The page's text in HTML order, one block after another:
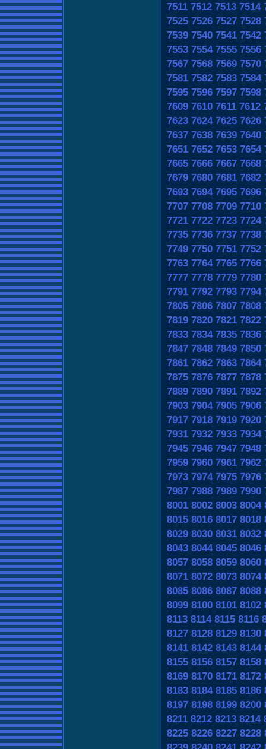
7511 7512 7513 7514
7525 7526 7527 7528
7539 7540 7541 7542
7553 7554 7555 7556
7567 7568 7569 7570
7581 7582 7583 7584
7595 7596 7597 7598
7609 7610 7611 7612
7623 7624 7625 7626
7637 7638 7639 7640
7651 7652 7653 7654
7665 7666 7667 7668
7679 7680 7681 7682
7693 7694 7695 7696
7707 7708 7709 7710
7721 7722 7723 7724
7735 7736 7737 7738
7749 7750 7751 7752
7763 7764 7765 7766
7777 7778 7779 7780
7791 7792 7793 7794
7805 7806 7807 7808
7819 7820 7821 7822
7833 7834 7835 7836
7847 7848 7849 7850
7861 7862 7863 7864
7875 7876 7877 7878
7889 7890 7891 7892
7903 7904 7905 7906
7917 7918 7919 7920
7931 7932 7933 7934
7945 7946 7947 7948
7959 7960 7961 7962
7973 7974 7975 7976
7987 7988 7989 7990
8001 8002 8003 8004
8015 8016 8017 8018
8029 8030 8031 8032
8043 8044 8045 8046
8057 8058 8059 8060
8071 8072 8073 8074
8085 8086 8087 8088
8099 8100 8101 8102
8113 8114 8115 8116
8127 8128 8129 8130
8141 8142 8143 8144
8155 8156 8157 8158
8169 8170 8171 8172
8183 8184 8185 8186
8197 8198 8199 8200
8211 8212 8213 8214
8225 8226 8227 8228